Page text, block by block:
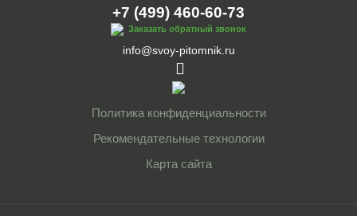
+7 (499) 460-60-73
Заказать обратный звонок
info@svoy-pitomnik.ru
Политика конфиденциальности
Рекомендательные технологии
Карта сайта